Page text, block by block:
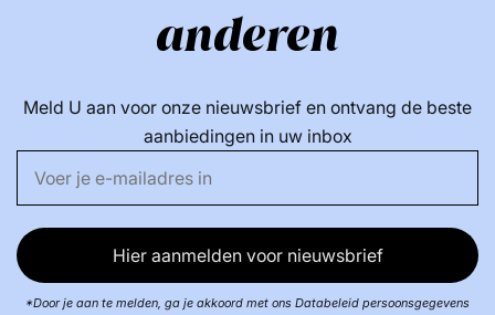
anderen
Meld U aan voor onze nieuwsbrief en ontvang de beste
aanbiedingen in uw inbox
Hier aanmelden voor nieuwsbrief
*Door je aan te melden, ga je akkoord met ons Databeleid persoonsgegevens